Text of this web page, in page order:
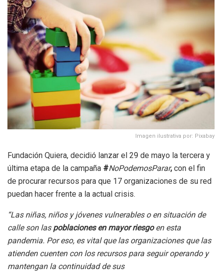
Imagen ilustrativa por: Pixabay
Fundación Quiera, decidió lanzar el 29 de mayo la tercera y
última etapa de la campaña #NoPodemosParar, con el fin
de procurar recursos para que 17 organizaciones de su red
puedan hacer frente a la actual crisis.
“Las niñas, niños y jóvenes vulnerables o en situación de
calle son las poblaciones en mayor riesgoen esta
pandemia. Por eso, es vital que las organizaciones que las
atienden cuenten con los recursos para seguir operando y
mantengan la continuidad de sus